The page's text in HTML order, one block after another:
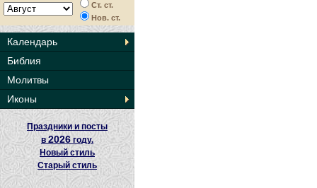
Ст. ст.
Нов. ст.
Календарь
Библия
Молитвы
Иконы
Праздники и посты
в2026 году.
Новый стиль
Старый стиль